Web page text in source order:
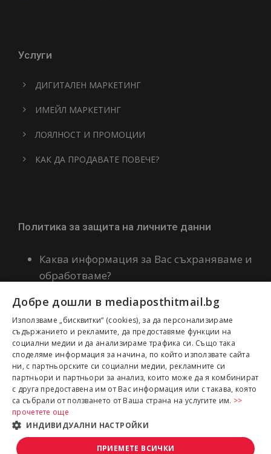
Услуги
ДИГИТАЛЕН МАРКЕТИНГ
ИМЕЙЛ МАРКЕТИНГ
ЛОЯЛНОСТ И ПРОМОЦИИ
КАК ДА ПРОДАВАТЕ ПОВЕЧЕ?
Политика за защита на личните данни
Каква информация за Вас съхраняваме и
обработваме?
Декларация за политиката ни по
качество и сигурност на информацията
Copyright 2022 Медияпост Хит Мейл
България ЕООД | Всички права запазени
Добре дошли в mediaposthitmail.bg
Използваме „бисквитки“ (cookies), за да персонализираме
съдържанието и рекламите, да предоставяме функции на
социални медии и да анализираме трафика си. Също така
споделяме информация за начина, по който използвате сайта
ни, с партньорските си социални медии, рекламните си
партньори и партньори за анализ, които може да я комбинират
с друга предоставена им от Вас информация или с такава, която
са събрали от ползването от Ваша страна на услугите им. >>
прочетете още
ИНДИВИДУАЛНИ НАСТРОЙКИ
ПРИЕМЕТЕ ВСИЧКИ